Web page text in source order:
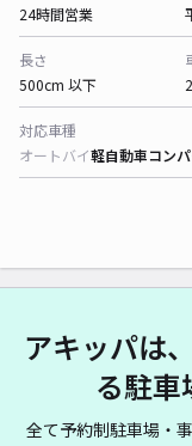
24時間営業
長さ
500cm 以下
対応車種
オートバイ軽自動車コン
アキッパは
る駐
全て予約制駐車場・